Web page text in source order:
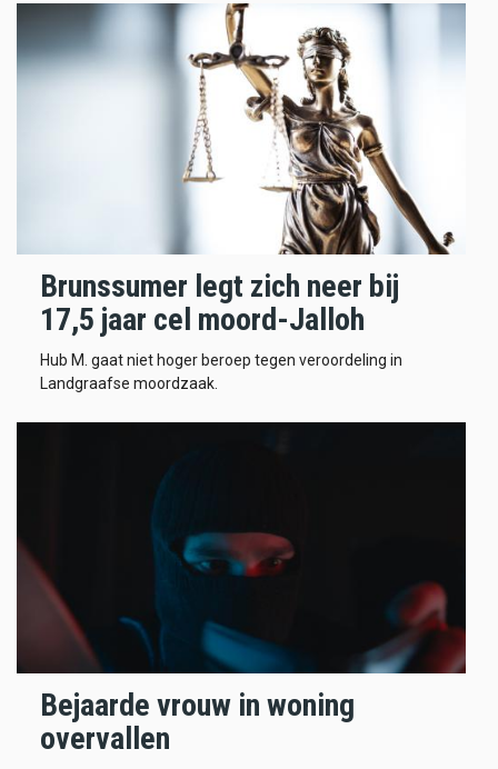
Brunssumer legt zich neer bij
17,5 jaar cel moord-Jalloh
Hub M. gaat niet hoger beroep tegen veroordeling in
Landgraafse moordzaak.
Bejaarde vrouw in woning
overvallen